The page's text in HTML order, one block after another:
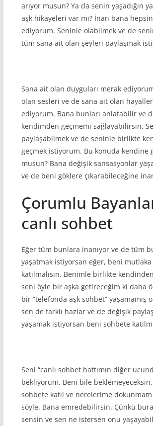
arıyor musun? Ya da senin yaşadığın
aşk hikayeleri var mı? İnan bana
ediyorum. Seninle olabilmek ve de
tüm sana ait olan şeyleri paylaşmak
Sana ait olan duyguları merak
olan sesleri ve de sana ait olan
ediyorum. Bana bunları anlatabilir ve
kendimden geçmemi sağlayabilirsin.
paylaşabilmek ve de seninle birlikte
geçmek istiyorum. Bu konuda kendine
musun? Bana değişik sansasyonlar
ve de beni göklere çıkarabileceğine
Çorumlu
canlı sohbet
Eğer tüm bunlara inanıyor ve de tüm
yaşatmak istiyorsan eğer, beni
katılmalısın. Benimle birlikte
seni öyle bir aşka getireceğim ki daha
bir “telefonda aşk sohbet” yaşamamış
sen de farklı hazlar ve de değişik
yaşamak istiyorsan beni sohbete
Seni “canlı sohbet hattımın diğer
bekliyorum. Beni bile
sohbete katıl ve nerelerime
söyle. Bana emredebilirsin. Çünkü
sensin ve sen ne istersen onu